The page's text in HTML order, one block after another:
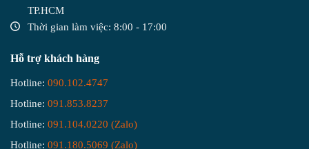
TP.HCM
Thời gian làm việc: 8:00 - 17:00
Hỗ trợ khách hàng
Hotline: 090.102.4747
Hotline: 091.853.8237
Hotline: 091.104.0220 (Zalo)
Hotline: 091.180.5069 (Zalo)